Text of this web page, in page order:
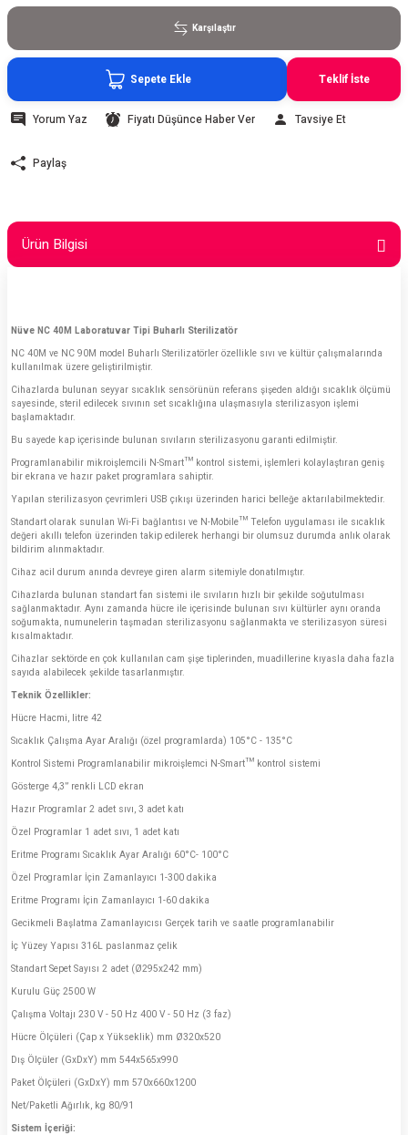
Karşılaştır
Sepete Ekle Teklif İste
Yorum Yaz Fiyatı Düşünce Haber Ver Tavsiye Et
Paylaş
Ürün Bilgisi
Nüve NC 40M Laboratuvar Tipi Buharlı Sterilizatör
NC 40M ve NC 90M model Buharlı Sterilizatörler özellikle sıvı ve kültür çalışmalarında
kullanılmak üzere geliştirilmiştir.
Cihazlarda bulunan seyyar sıcaklık sensörünün referans şişeden aldığı sıcaklık ölçümü
sayesinde, steril edilecek sıvının set sıcaklığına ulaşmasıyla sterilizasyon işlemi
başlamaktadır.
Bu sayede kap içerisinde bulunan sıvıların sterilizasyonu garanti edilmiştir.
Programlanabilir mikroişlemcili N-Smart™ kontrol sistemi, işlemleri kolaylaştıran geniş
bir ekrana ve hazır paket programlara sahiptir.
Yapılan sterilizasyon çevrimleri USB çıkışı üzerinden harici belleğe aktarılabilmektedir.
Standart olarak sunulan Wi-Fi bağlantısı ve N-Mobile™ Telefon uygulaması ile sıcaklık
değeri akıllı telefon üzerinden takip edilerek herhangi bir olumsuz durumda anlık olarak
bildirim alınmaktadır.
Cihaz acil durum anında devreye giren alarm sitemiyle donatılmıştır.
Cihazlarda bulunan standart fan sistemi ile sıvıların hızlı bir şekilde soğutulması
sağlanmaktadır. Aynı zamanda hücre ile içerisinde bulunan sıvı kültürler aynı oranda
soğumakta, numunelerin taşmadan sterilizasyonu sağlanmakta ve sterilizasyon süresi
kısalmaktadır.
Cihazlar sektörde en çok kullanılan cam şişe tiplerinden, muadillerine kıyasla daha fazla
sayıda alabilecek şekilde tasarlanmıştır.
Teknik Özellikler:
Hücre Hacmi, litre 42
Sıcaklık Çalışma Ayar Aralığı (özel programlarda) 105°C - 135°C
Kontrol Sistemi Programlanabilir mikroişlemci N-Smart™ kontrol sistemi
Gösterge 4,3” renkli LCD ekran
Hazır Programlar 2 adet sıvı, 3 adet katı
Özel Programlar 1 adet sıvı, 1 adet katı
Eritme Programı Sıcaklık Ayar Aralığı 60°C- 100°C
Özel Programlar İçin Zamanlayıcı 1-300 dakika
Eritme Programı İçin Zamanlayıcı 1-60 dakika
Gecikmeli Başlatma Zamanlayıcısı Gerçek tarih ve saatle programlanabilir
İç Yüzey Yapısı 316L paslanmaz çelik
Standart Sepet Sayısı 2 adet (Ø295x242 mm)
Kurulu Güç 2500 W
Çalışma Voltajı 230 V - 50 Hz 400 V - 50 Hz (3 faz)
Hücre Ölçüleri (Çap x Yükseklik) mm Ø320x520
Dış Ölçüler (GxDxY) mm 544x565x990
Paket Ölçüleri (GxDxY) mm 570x660x1200
Net/Paketli Ağırlık, kg 80/91
Sistem İçeriği: